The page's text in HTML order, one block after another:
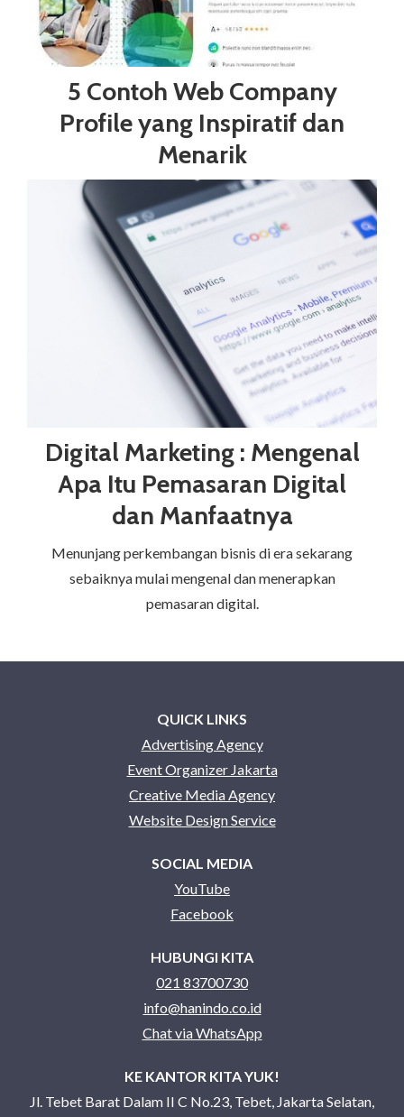
5 Contoh Web Company
Profile yang Inspiratif dan
Menarik
Digital Marketing : Mengenal
Apa Itu Pemasaran Digital
dan Manfaatnya
Menunjang perkembangan bisnis di era sekarang
sebaiknya mulai mengenal dan menerapkan
pemasaran digital.
QUICK LINKS
Advertising Agency
Event Organizer Jakarta
Creative Media Agency
Website Design Service
SOCIAL MEDIA
YouTube
Facebook
HUBUNGI KITA
021 83700730
info@hanindo.co.id
Chat via WhatsApp
KE KANTOR KITA YUK!
Jl. Tebet Barat Dalam II C No.23, Tebet, Jakarta Selatan,